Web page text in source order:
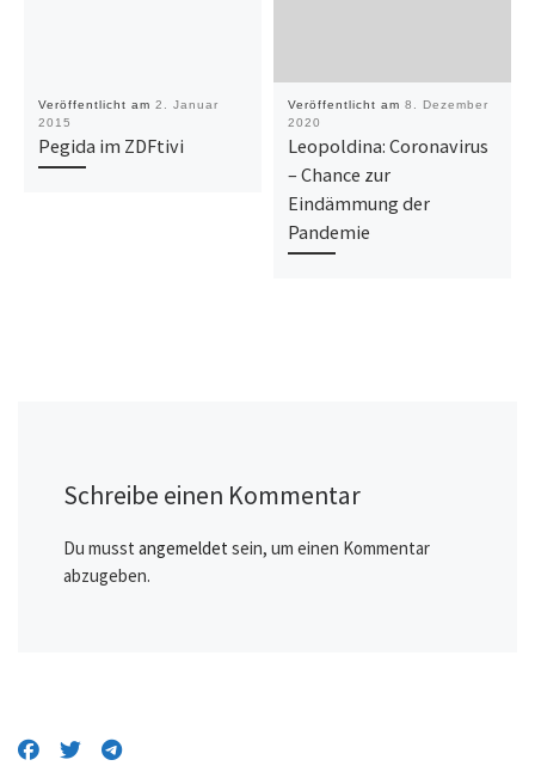
Veröffentlicht am 2. Januar
2015
Pegida im ZDFtivi
Veröffentlicht am 8. Dezember
2020
Leopoldina: Coronavirus
– Chance zur
Eindämmung der
Pandemie
Schreibe einen Kommentar
Du musst angemeldet sein, um einen Kommentar
abzugeben.